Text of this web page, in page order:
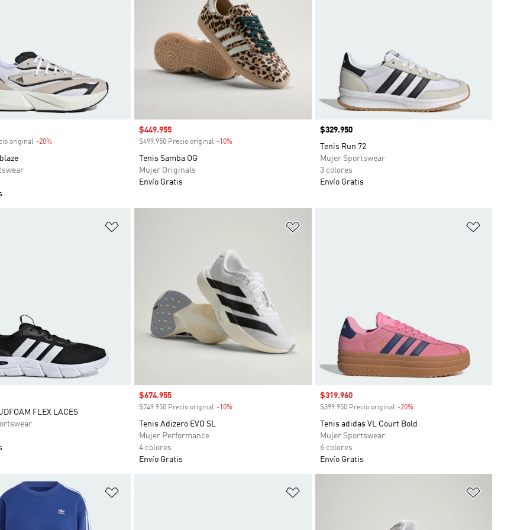
original -20%Descuento
Precio de venta
$449.955
$499.950 Precio original -10%
Tenis Samba OG
Mujer Originals
Envío Gratis
Precio
$329.950
Tenis Run 72
Mujer Sportswear
3 colores
Envío Gratis
FLEX LACES
Precio de venta
$674.955
$749.950 Precio original -10%
Tenis Adizero EVO SL
Mujer Performance
4 colores
Envío Gratis
Precio de venta
$319.960
$399.950 Precio original -20%Descuento
Tenis adidas VL Court Bold
Mujer Sportswear
6 colores
Envío Gratis
de deseos